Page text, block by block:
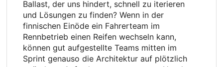
Ballast, der uns hindert, schnell zu iterieren
und Lösungen zu finden? Wenn in der
finnischen Einöde ein Fahrerteam im
Rennbetrieb einen Reifen wechseln kann,
können gut aufgestellte Teams mitten im
Sprint genauso die Architektur auf plötzlich